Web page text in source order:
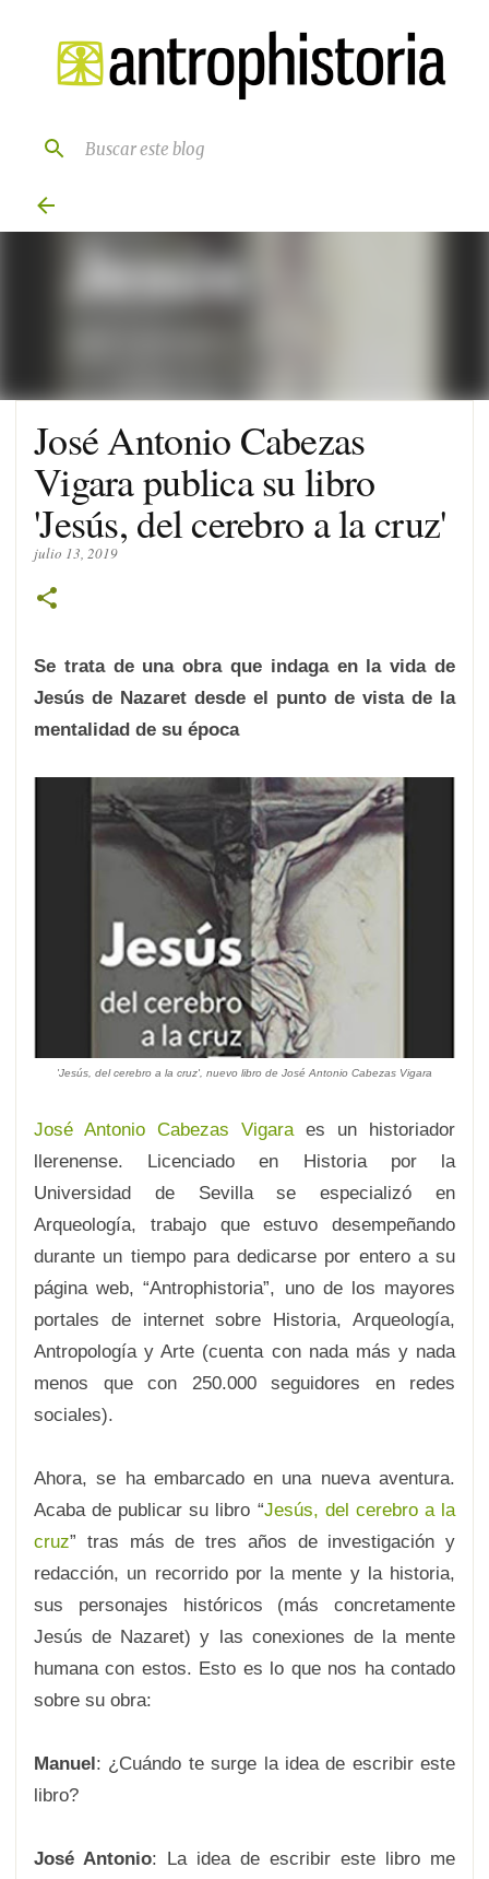
Ir al contenido principal
José Antonio Cabezas
Vigara publica su libro
'Jesús, del cerebro a la cruz'
julio 13, 2019
Se trata de una obra que indaga en la vida de
Jesús de Nazaret desde el punto de vista de la
mentalidad de su época
'Jesús, del cerebro a la cruz', nuevo libro de José Antonio Cabezas Vigara
José Antonio Cabezas Vigaraes un historiador
llerenense. Licenciado en Historia por la
Universidad de Sevilla se especializó en
Arqueología, trabajo que estuvo desempeñando
durante un tiempo para dedicarse por entero a su
página web, “Antrophistoria”, uno de los mayores
portales de internet sobre Historia, Arqueología,
Antropología y Arte (cuenta con nada más y nada
menos que con 250.000 seguidores en redes
sociales).
Ahora, se ha embarcado en una nueva aventura.
Acaba de publicar su libro “Jesús, del cerebro a la
cruz” tras más de tres años de investigación y
redacción, un recorrido por la mente y la historia,
sus personajes históricos (más concretamente
Jesús de Nazaret) y las conexiones de la mente
humana con estos. Esto es lo que nos ha contado
sobre su obra:
Manuel: ¿Cuándo te surge la idea de escribir este
libro?
José Antonio: La idea de escribir este libro me